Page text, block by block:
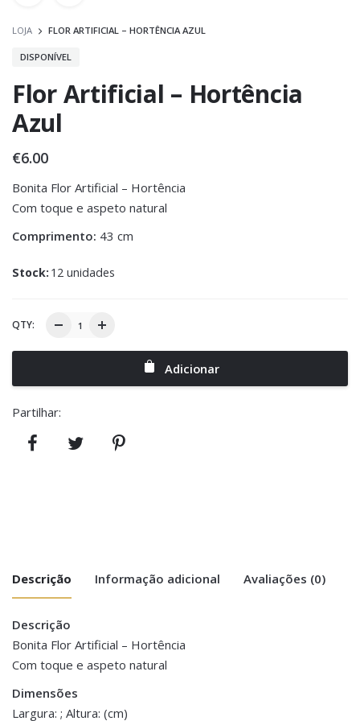
LOJA FLOR ARTIFICIAL – HORTÊNCIA AZUL
DISPONÍVEL
Flor Artificial – Hortência
Azul
€6.00
Bonita Flor Artificial – Hortência
Com toque e aspeto natural
Comprimento: 43 cm
Stock: 12 unidades
QTY:
Adicionar
Partilhar:
Descrição Informação adicional Avaliações (0)
Descrição
Bonita Flor Artificial – Hortência
Com toque e aspeto natural
Dimensões
Largura: ; Altura: (cm)
Peso 0.100 kg
Dimensões 43 cm
There are no reviews yet.
Be the first to review “Flor Artificial –
Hortência Azul”